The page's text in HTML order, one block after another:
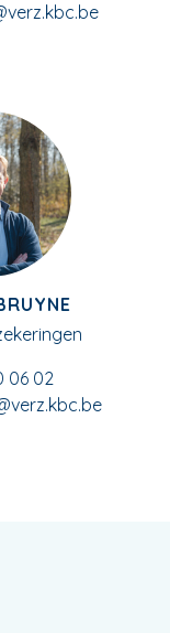
06 02